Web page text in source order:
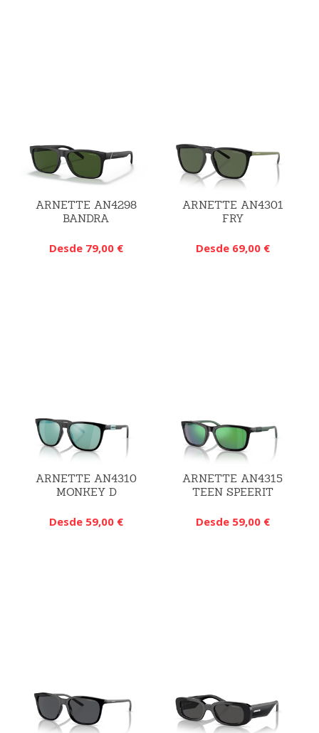
ARNETTE AN4298
BANDRA
Desde 79,00 €
ARNETTE AN4301
FRY
Desde 69,00 €
ARNETTE AN4310
MONKEY D
Desde 59,00 €
ARNETTE AN4315
TEEN SPEERIT
Desde 59,00 €